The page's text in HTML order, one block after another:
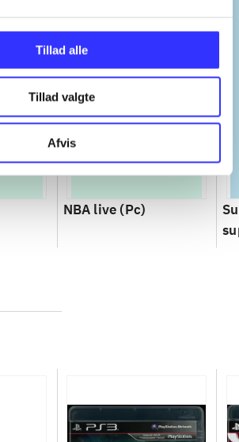
Tillad alle
Tillad valgte
Afvis
NBA live (Pc)